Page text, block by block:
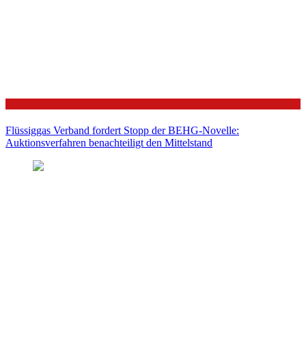
Flüssiggas Verband fordert Stopp der BEHG-Novelle:
Auktionsverfahren benachteiligt den Mittelstand